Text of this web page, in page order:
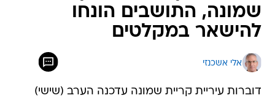
שמונה, התושבים הונחו
להישאר במקלטים
אלי אשכנזי
דוברות עיריית קריית שמונה עדכנה הערב (שישי)